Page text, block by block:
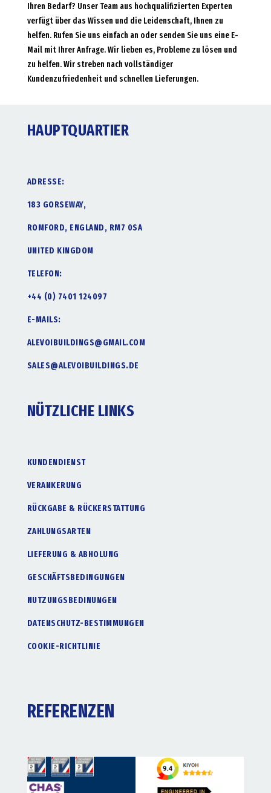
Ihren Bedarf? Unser Team aus hochqualifizierten Experten
verfügt über das Wissen und die Leidenschaft, Ihnen zu
helfen. Rufen Sie uns einfach an oder senden Sie uns eine E-
Mail mit Ihrer Anfrage. Wir lieben es, Probleme zu lösen und
zu helfen. Wir streben nach vollständiger
Kundenzufriedenheit und schnellen Lieferungen.
HAUPTQUARTIER
ADRESSE:
183 GORSEWAY,
ROMFORD, ENGLAND, RM7 0SA
UNITED KINGDOM
TELEFON:
+44 (0) 7401 124097
E-MAILS:
ALEVOIBUILDINGS@GMAIL.COM
SALES@ALEVOIBUILDINGS.DE
NÜTZLICHE LINKS
KUNDENDIENST
VERANKERUNG
RÜCKGABE & RÜCKERSTATTUNG
ZAHLUNGSARTEN
LIEFERUNG & ABHOLUNG
GESCHÄFTSBEDINGUNGEN
NUTZUNGSBEDINUNGEN
DATENSCHUTZ-BESTIMMUNGEN
COOKIE-RICHTLINIE
REFERENZEN